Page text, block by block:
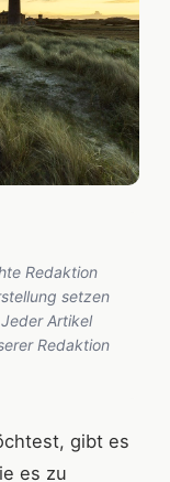
Redaktion
setzen
Artikel
Redaktion
gibt es
es zu